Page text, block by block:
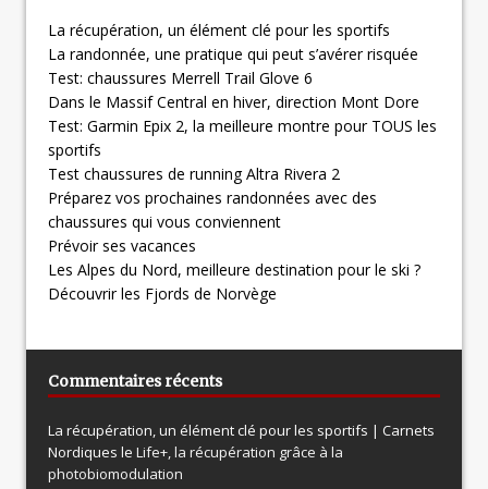
La récupération, un élément clé pour les sportifs
La randonnée, une pratique qui peut s’avérer risquée
Test: chaussures Merrell Trail Glove 6
Dans le Massif Central en hiver, direction Mont Dore
Test: Garmin Epix 2, la meilleure montre pour TOUS les
sportifs
Test chaussures de running Altra Rivera 2
Préparez vos prochaines randonnées avec des
chaussures qui vous conviennent
Prévoir ses vacances
Les Alpes du Nord, meilleure destination pour le ski ?
Découvrir les Fjords de Norvège
Commentaires récents
La récupération, un élément clé pour les sportifs | Carnets
Nordiques le Life+, la récupération grâce à la
photobiomodulation